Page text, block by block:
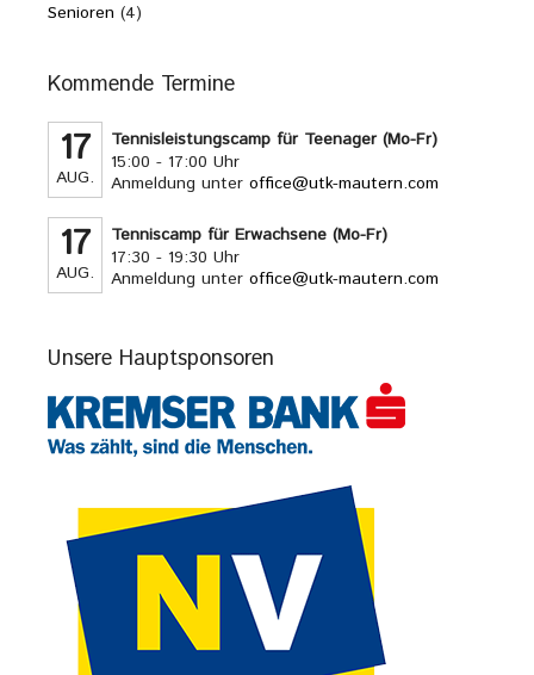
Senioren (4)
Kommende Termine
17
AUG.
Tennisleistungscamp für Teenager (Mo-Fr)
15:00 - 17:00 Uhr
Anmeldung unteroffice@utk-mautern.com
17
AUG.
Tenniscamp für Erwachsene (Mo-Fr)
17:30 - 19:30 Uhr
Anmeldung unteroffice@utk-mautern.com
Unsere Hauptsponsoren